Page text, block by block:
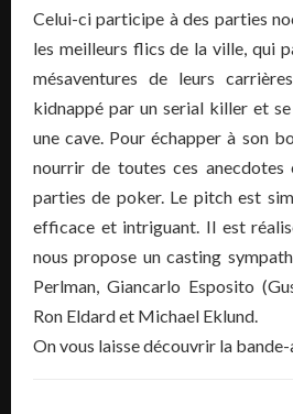
Celui-ci participe à des parties
les meilleurs flics de la ville, qui
mésaventures de leurs
kidnappé par un serial killer et
une cave. Pour échapper à son
nourrir de toutes ces anecdotes
parties de poker. Le pitch est
efficace et intriguant. Il est
nous propose un casting
Perlman, Giancarlo Esposito
Ron Eldard et Michael Eklund.
On vous laisse découvrir la bande-